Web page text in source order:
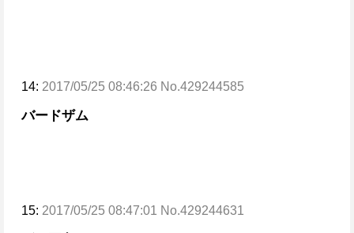
14: 2017/05/25 08:46:26 No.429244585
バードザム
15: 2017/05/25 08:47:01 No.429244631